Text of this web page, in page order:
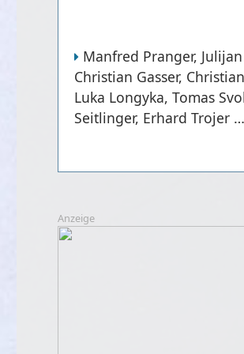
Manfred Pranger,
Christian Gasser,
Luka Longyka, Tomas
Seitlinger, Erhard Trojer …
Anzeige